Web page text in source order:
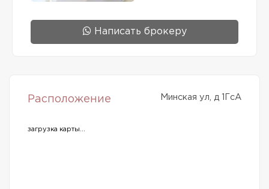
Написать брокеру
Расположение Минская ул, д 1ГсА
загрузка карты...